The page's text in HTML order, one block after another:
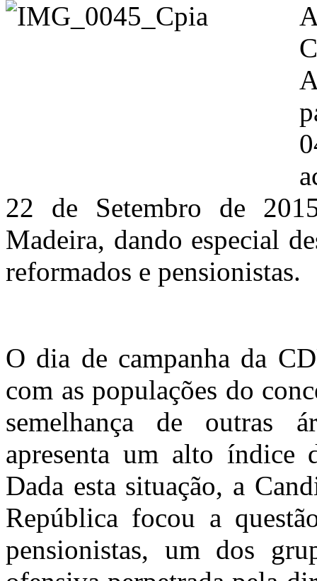
22 de Setembro de
Madeira, dando especial
reformados e pensionistas.
O dia de campanha da
com as populações do
semelhança de outras
apresenta um alto índice
Dada esta situação, a
República focou a
pensionistas, um dos